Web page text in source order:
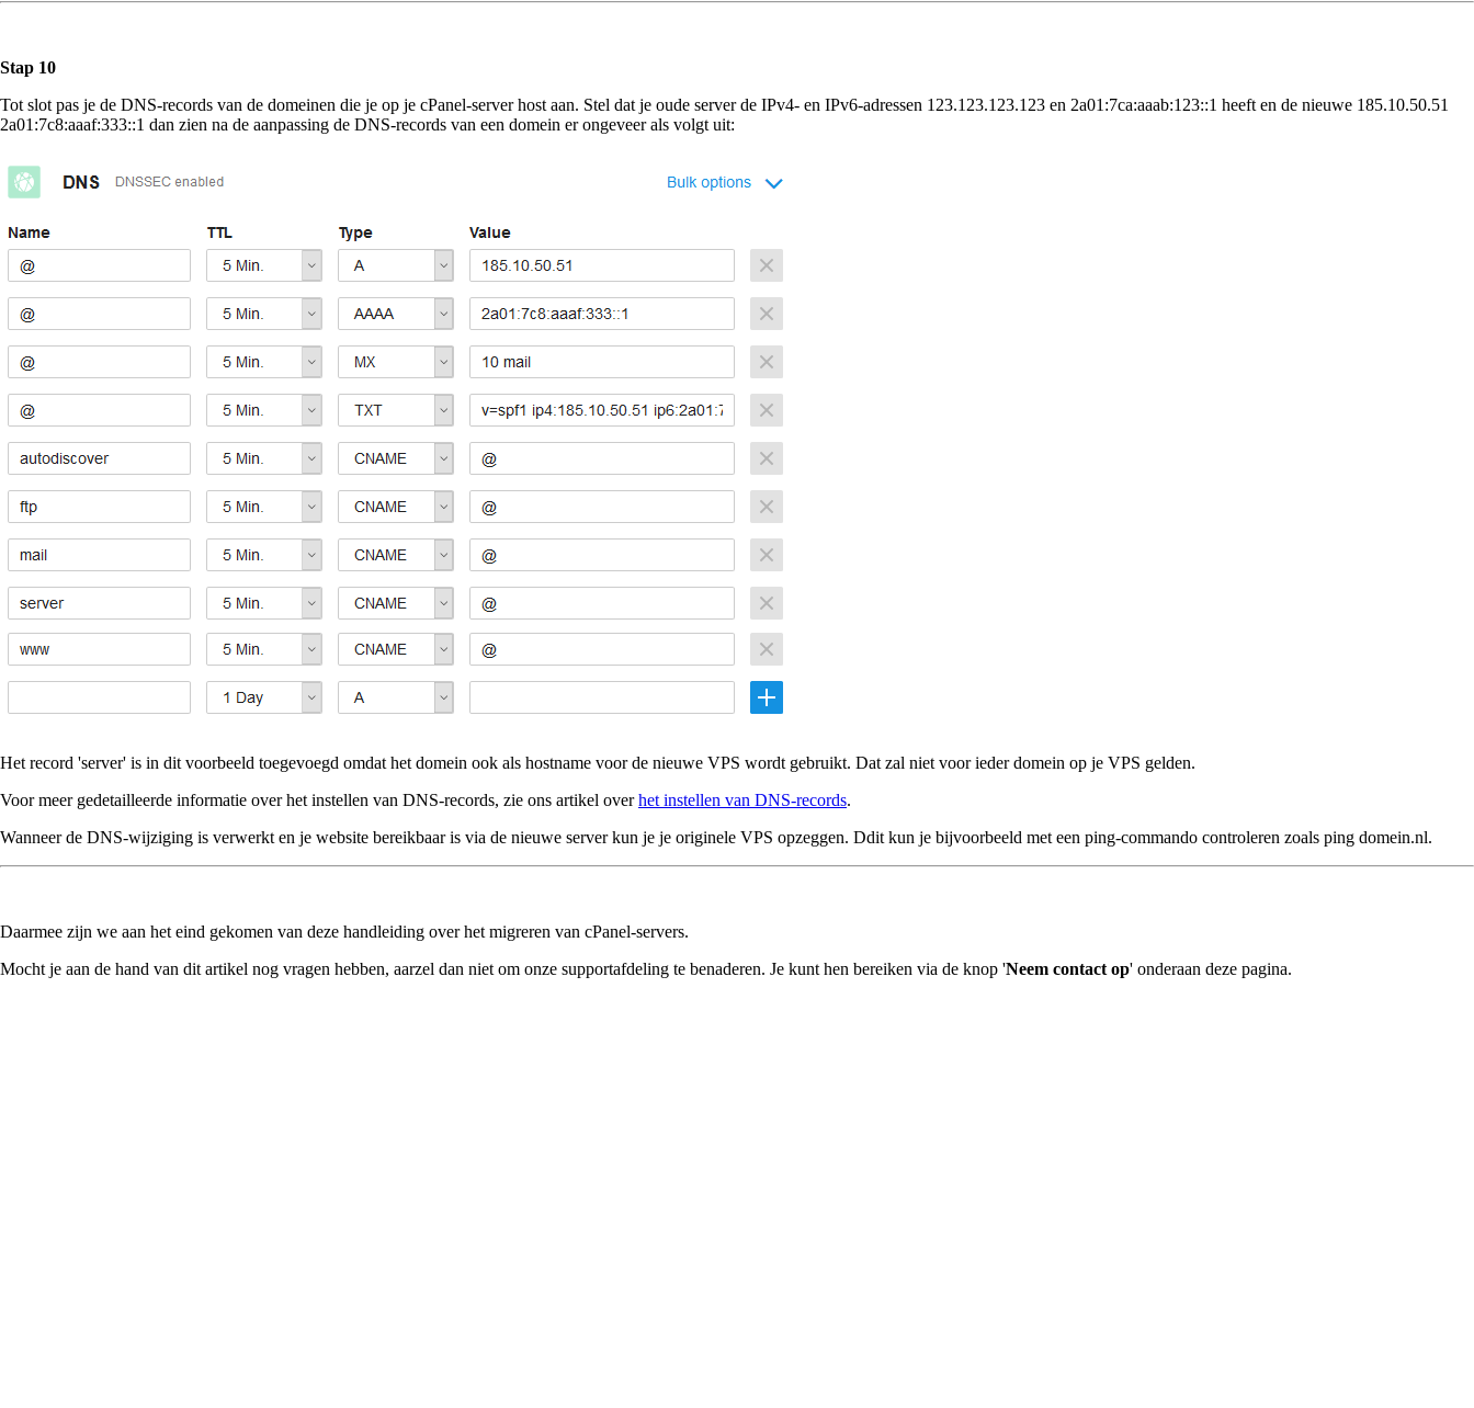
Stap 10
Tot slot pas je de DNS-records van de domeinen die je op je cPanel-server host aan. Stel dat je oude server de IPv4- en IPv6-adressen 123.123.123.123 en 2a01:7ca:aaab:123::1 heeft en de nieuwe 185.10.50.51
2a01:7c8:aaaf:333::1 dan zien na de aanpassing de DNS-records van een domein er ongeveer als volgt uit:
Het record 'server' is in dit voorbeeld toegevoegd omdat het domein ook als hostname voor de nieuwe VPS wordt gebruikt. Dat zal niet voor ieder domein op je VPS gelden.
Voor meer gedetailleerde informatie over het instellen van DNS-records, zie ons artikel overhet instellen van DNS-records.
Wanneer de DNS-wijziging is verwerkt en je website bereikbaar is via de nieuwe server kun je je originele VPS opzeggen. Ddit kun je bijvoorbeeld met een ping-commando controleren zoals ping domein.nl.
Daarmee zijn we aan het eind gekomen van deze handleiding over het migreren van cPanel-servers.
Mocht je aan de hand van dit artikel nog vragen hebben, aarzel dan niet om onze supportafdeling te benaderen. Je kunt hen bereiken via de knop 'Neem contact op' onderaan deze pagina.